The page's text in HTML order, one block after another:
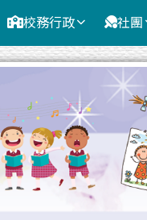
校務行政 社團